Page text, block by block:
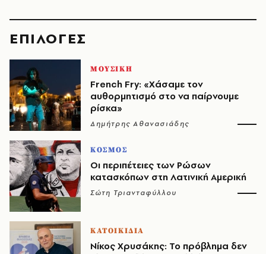
EΠΙΛΟΓΈΣ
ΜΟΥΣΙΚΗ
French Fry: «Χάσαμε τον
αυθορμητισμό στο να παίρνουμε
ρίσκα»
Δημήτρης Αθανασιάδης
ΚΟΣΜΟΣ
Οι περιπέτειες των Ρώσων
κατασκόπων στη Λατινική Αμερική
Σώτη Τριανταφύλλου
ΚΑΤΟΙΚΙΔΙΑ
Νίκος Χρυσάκης: Το πρόβλημα δεν